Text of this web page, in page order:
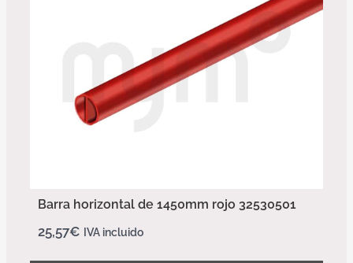
Barra horizontal de 1450mm rojo 32530501
25,57€ IVA incluido